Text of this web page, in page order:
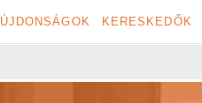
ÚJDONSÁGOK KERESKEDŐK